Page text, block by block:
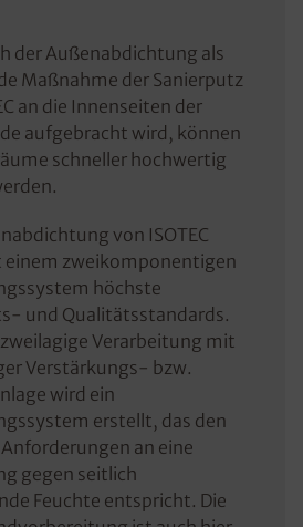
der Außenabdichtung als
Maßnahme der Sanierputz
an die Innenseiten der
aufgebracht wird, können
schneller hochwertig
von ISOTEC
einem zweikomponentigen
höchste
und Qualitätsstandards.
Verarbeitung mit
Verstärkungs- bzw.
wird ein
erstellt, das den
an eine
gegen seitlich
Feuchte entspricht. Die